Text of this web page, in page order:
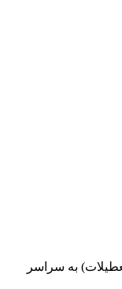
تعطیلات) به سراسر